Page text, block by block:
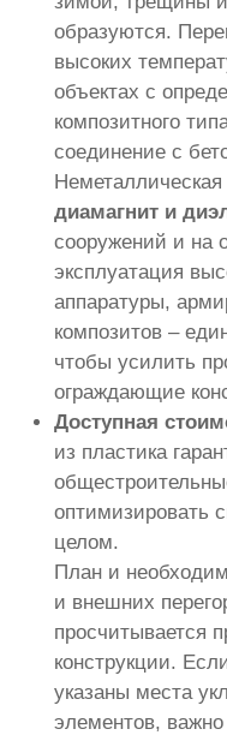
образуются.
высоких
объектах с
композитного
соединение с
диамагнит и
сооружений и на
эксплуатация
аппаратуры,
композитов –
чтобы усилить
ограждающие
Доступная
из пластика
оптимизировать
целом.
План и
и внешних
просчитывается
конструкции.
указаны места
элементов, важно